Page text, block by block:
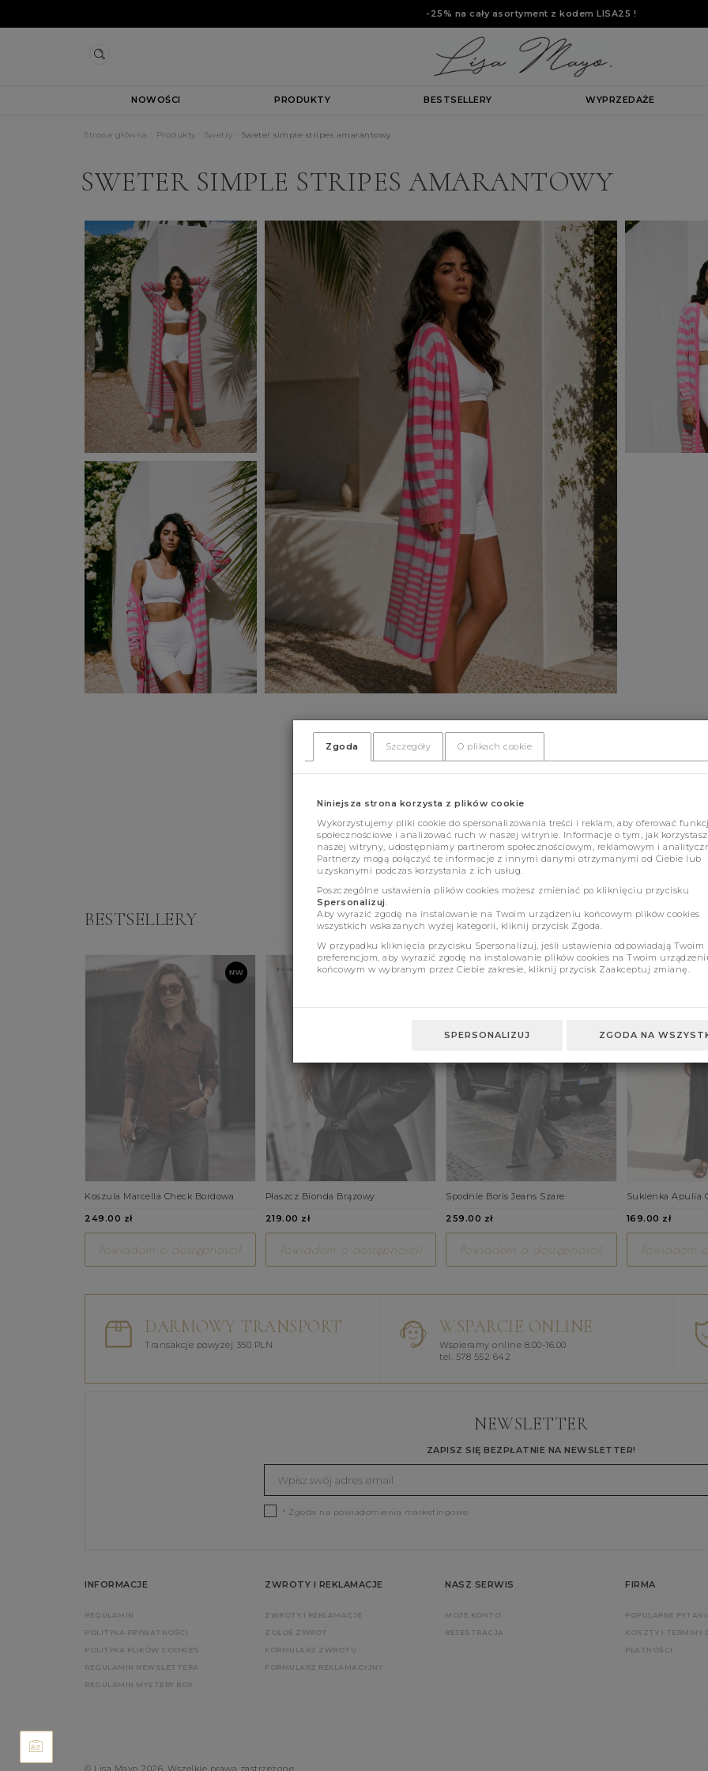
-25% na cały asortyment z kodem LISA25 !
NOWOŚCI PRODUKTY BESTSELLERY WYPRZEDAŻE
Strona główna Produkty Swetry Sweter simple stripes amarantowy
SWETER SIMPLE STRIPES AMARANTOWY
BESTSELLERY
Koszula Marcella Check Bordowa
249.00 zł
Powiadom o dostępności!
Płaszcz Bionda Brązowy
219.00 zł
Powiadom o dostępności!
Spodnie Boris Jeans Szare
259.00 zł
Powiadom o dostępności!
Sukienka Apulia
169.00 zł
Powiadom
DARMOWY TRANSPORT
Transakcje powyżej 350 PLN
WSPARCIE ONLINE
Wspieramy online 8.00-16.00
tel. 578 552 642
NEWSLETTER
ZAPISZ SIĘ BEZPŁATNIE NA NEWSLETTER!
* Zgoda na powiadomienia marketingowe
INFORMACJE
REGULAMIN
POLITYKA PRYWATNOŚCI
POLITYKA PLIKÓW COOKIES
REGULAMIN NEWSLETTERA
REGULAMIN MYSTERY BOX
ZWROTY I REKLAMACJE
ZWROTY I REKLAMACJE
ZGŁOŚ ZWROT
FORMULARZ ZWROTU
FORMULARZ REKLAMACYJNY
NASZ SERWIS
MOJE KONTO
REJESTRACJA
FIRMA
POPULARNE
KOSZTY I TERMINY
PŁATNOŚCI
© Lisa Mayo 2026. Wszelkie prawa zastrzeżone
Zgoda Szczegóły O plikach cookie
Niniejsza strona korzysta z plików cookie
Wykorzystujemy pliki cookie do spersonalizowania treści i reklam, aby oferować
społecznościowe i analizować ruch w naszej witrynie. Informacje o tym, jak
naszej witryny, udostępniamy partnerom społecznościowym, reklamowym i
Partnerzy mogą połączyć te informacje z innymi danymi otrzymanymi od Ciebie lub
uzyskanymi podczas korzystania z ich usług.
Poszczególne ustawienia plików cookies możesz zmieniać po kliknięciu przycisku
Spersonalizuj.
Aby wyrazić zgodę na instalowanie na Twoim urządzeniu końcowym plików cookies
wszystkich wskazanych wyżej kategorii, kliknij przycisk Zgoda.
W przypadku kliknięcia przycisku Spersonalizuj, jeśli ustawienia odpowiadają Twoim
preferencjom, aby wyrazić zgodę na instalowanie plików cookies na Twoim
końcowym w wybranym przez Ciebie zakresie, kliknij przycisk Zaakceptuj zmianę.
SPERSONALIZUJ ZGODA NA